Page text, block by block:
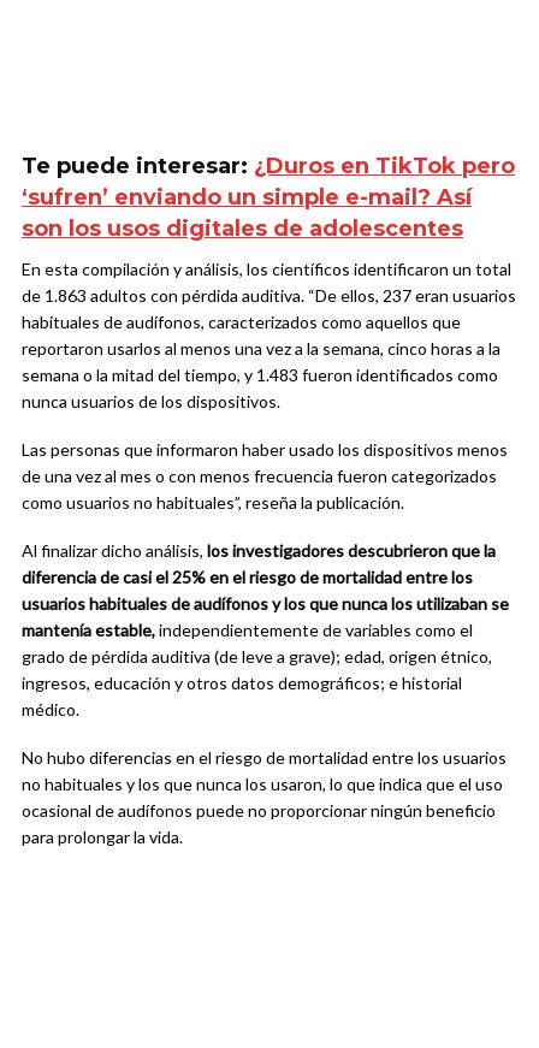
Te puede interesar: ¿Duros en TikTok pero
‘sufren’ enviando un simple e-mail? Así
son los usos digitales de adolescentes
En esta compilación y análisis, los científicos identificaron un total
de 1.863 adultos con pérdida auditiva. “De ellos, 237 eran usuarios
habituales de audífonos, caracterizados como aquellos que
reportaron usarlos al menos una vez a la semana, cinco horas a la
semana o la mitad del tiempo, y 1.483 fueron identificados como
nunca usuarios de los dispositivos.
Las personas que informaron haber usado los dispositivos menos
de una vez al mes o con menos frecuencia fueron categorizados
como usuarios no habituales”, reseña la publicación.
Al finalizar dicho análisis, los investigadores descubrieron que la
diferencia de casi el 25% en el riesgo de mortalidad entre los
usuarios habituales de audífonos y los que nunca los utilizaban se
mantenía estable,independientemente de variables como el
grado de pérdida auditiva (de leve a grave); edad, origen étnico,
ingresos, educación y otros datos demográficos; e historial
médico.
No hubo diferencias en el riesgo de mortalidad entre los usuarios
no habituales y los que nunca los usaron, lo que indica que el uso
ocasional de audífonos puede no proporcionar ningún beneficio
para prolongar la vida.